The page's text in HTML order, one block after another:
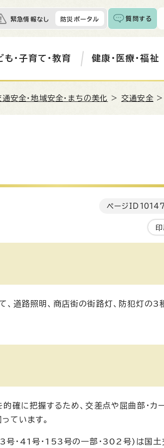
緊急情報なし 防災ポータル 質問する
も・子育て・教育 健康・医療・福祉
通安全・地域安全・まちの美化 > 交通安全 >
ページID
印
道路照明、商店街の街路灯、防犯灯の3
確に把握するため、交差点や屈曲部・カ
ています。
号・41号・153号の一部・302号)は国土